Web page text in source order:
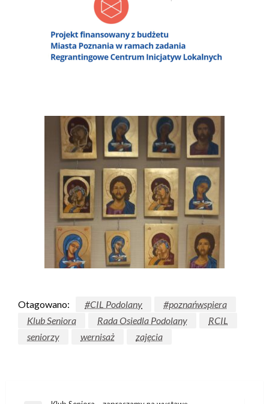
Otagowano: #CIL Podolany
#poznańwspiera
Klub Seniora
Rada Osiedla Podolany
RCIL
seniorzy
wernisaż zajęcia